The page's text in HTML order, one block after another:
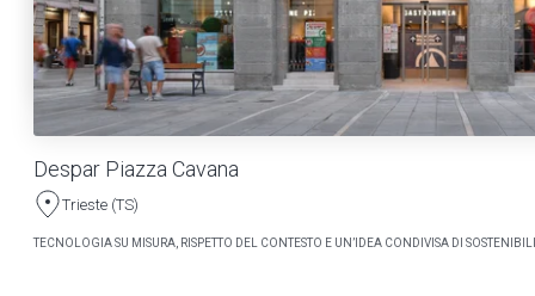
Despar Piazza Cavana
Trieste (TS)
TECNOLOGIA SU MISURA, RISPETTO DEL CONTESTO E UN’IDEA CONDIVISA DI